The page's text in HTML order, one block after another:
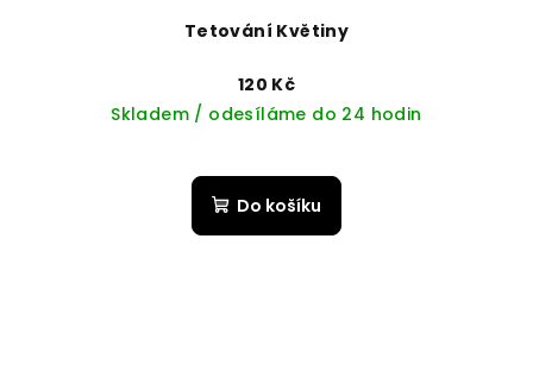
Tetování Květiny
120 Kč
Skladem / odesíláme do 24 hodin
Do košíku